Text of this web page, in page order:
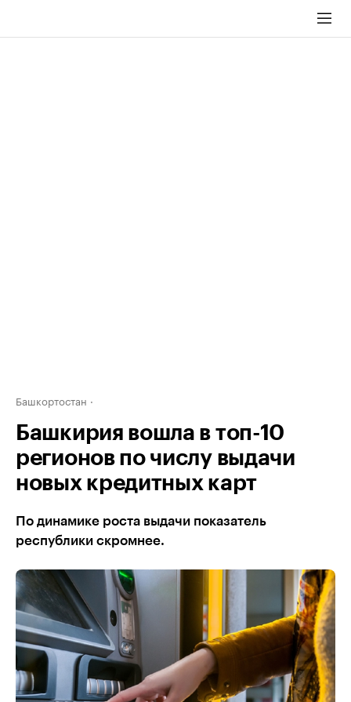
Башкортостан
Башкирия вошла в топ-10
регионов по числу выдачи
новых кредитных карт
По динамике роста выдачи показатель
республики скромнее.